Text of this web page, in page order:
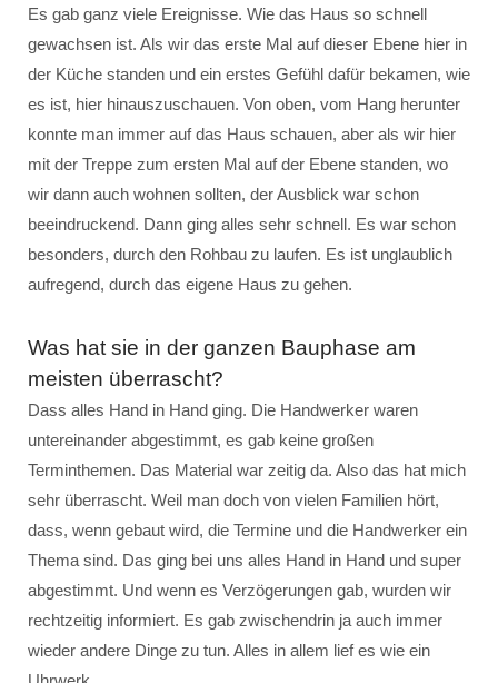
Es gab ganz viele Ereignisse. Wie das Haus so schnell
gewachsen ist. Als wir das erste Mal auf dieser Ebene hier in
der Küche standen und ein erstes Gefühl dafür bekamen, wie
es ist, hier hinauszuschauen. Von oben, vom Hang herunter
konnte man immer auf das Haus schauen, aber als wir hier
mit der Treppe zum ersten Mal auf der Ebene standen, wo
wir dann auch wohnen sollten, der Ausblick war schon
beeindruckend. Dann ging alles sehr schnell. Es war schon
besonders, durch den Rohbau zu laufen. Es ist unglaublich
aufregend, durch das eigene Haus zu gehen.
Was hat sie in der ganzen Bauphase am
meisten überrascht?
Dass alles Hand in Hand ging. Die Handwerker waren
untereinander abgestimmt, es gab keine großen
Terminthemen. Das Material war zeitig da. Also das hat mich
sehr überrascht. Weil man doch von vielen Familien hört,
dass, wenn gebaut wird, die Termine und die Handwerker ein
Thema sind. Das ging bei uns alles Hand in Hand und super
abgestimmt. Und wenn es Verzögerungen gab, wurden wir
rechtzeitig informiert. Es gab zwischendrin ja auch immer
wieder andere Dinge zu tun. Alles in allem lief es wie ein